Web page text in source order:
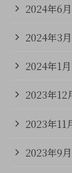
2024年6月
2024年3月
2024年1月
2023年12
2023年11
2023年9月